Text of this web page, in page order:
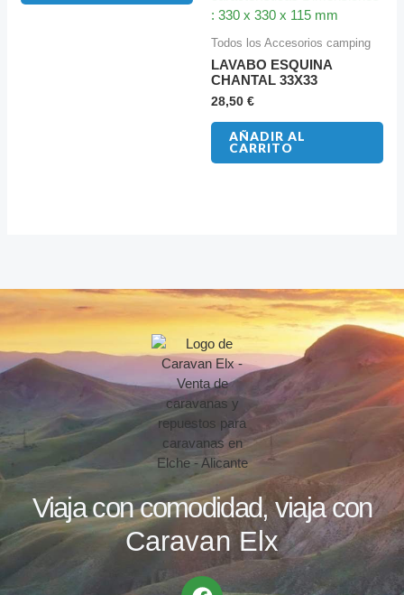
Todos los Accesorios camping
LAVABO ESQUINA
CHANTAL 33X33
28,50 €
AÑADIR AL
CARRITO
Viaja con comodidad, viaja con
Caravan Elx
F